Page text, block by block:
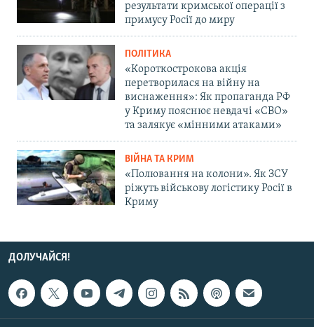
результати кримської операції з
примусу Росії до миру
ПОЛІТИКА
«Короткострокова акція
перетворилася на війну на
виснаження»: Як пропаганда РФ
у Криму пояснює невдачі «СВО»
та залякує «мінними атаками»
ВІЙНА ТА КРИМ
«Полювання на колони». Як ЗСУ
ріжуть військову логістику Росії в
Криму
ДОЛУЧАЙСЯ!